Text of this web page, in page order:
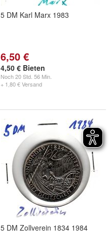
5 DM Karl Marx 1983
6,50 €
4,50 € Bieten
Noch20 Std. 56 Min.
+ 1,80 € Versand
5 DM Zollverein 1834 1984